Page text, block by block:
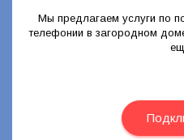
Мы предлагаем услуги по
телефонии в загородном